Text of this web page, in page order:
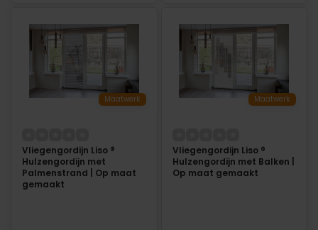
Maatwerk
Vliegengordijn Liso ®
Hulzengordijn met
Palmenstrand | Op maat
gemaakt
Maatwerk
Vliegengordijn Liso ®
Hulzengordijn met Balken |
Op maat gemaakt